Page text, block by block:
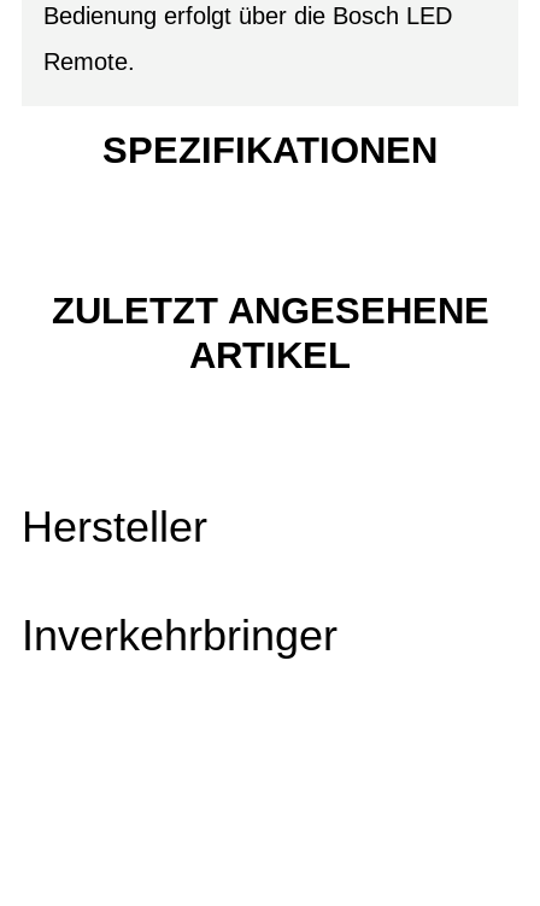
Bedienung erfolgt über die Bosch LED
Remote.
SPEZIFIKATIONEN
ZULETZT ANGESEHENE
ARTIKEL
Hersteller
Inverkehrbringer